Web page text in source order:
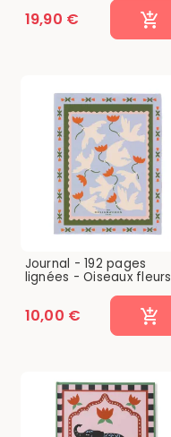
19,90 €
Journal - 192 pages
lignées - Oiseaux fleurs
10,00 €